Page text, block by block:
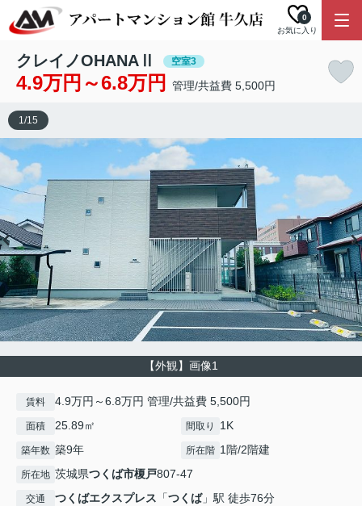
お気に入り
0
クレイノOHANAⅡ 空室3
4.9万円～6.8万円 管理/共益費 5,500円
【外観】画像1
1/15
賃料 4.9万円～6.8万円 管理/共益費 5,500円
面積 25.89㎡ 間取り 1K
築年数 築9年 所在階 1階/2階建
所在地 茨城県つくば市榎戸807-47
交通 つくばエクスプレス 「つくば」駅 徒歩76分